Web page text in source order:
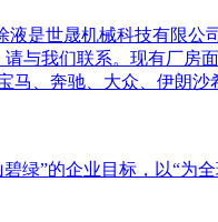
绿”的企业目标，以“为